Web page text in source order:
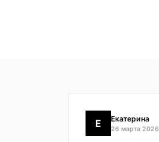
Е Екатерина
26 марта 2026